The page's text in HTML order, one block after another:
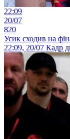
22:09
20/07
820
Усик сходив на
22:09, 20/07 Кадр